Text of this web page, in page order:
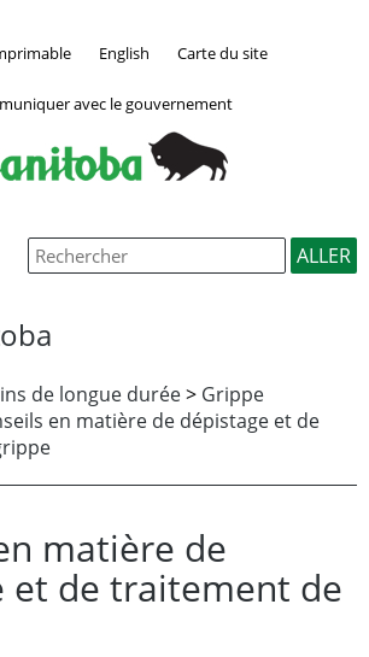
English Carte du site
avec le gouvernement
de longue durée> Grippe
en matière de dépistage et de
matière de
et de traitement de